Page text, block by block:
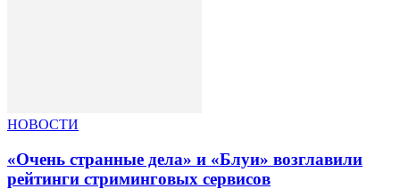
НОВОСТИ
«Очень странные дела» и «Блуи» возглавили
рейтинги стриминговых сервисов